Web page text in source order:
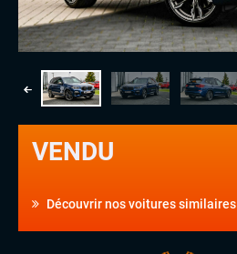
VENDU
Découvrir nos voitures similaires